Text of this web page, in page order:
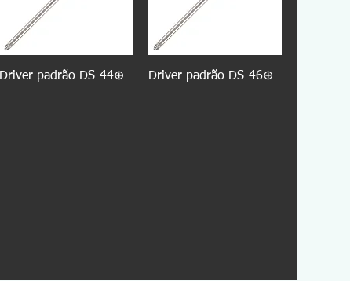
Driver padrão DS-44⊕ Driver padrão DS-46⊕